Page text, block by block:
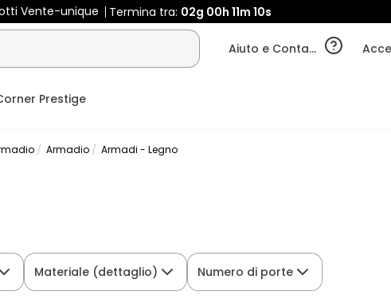
Vente-unique Termina tra: 02g 00h 11m 09s
Aiuto e Contatti
Prestige
Armadio Armadi - Legno
Materiale (dettaglio) Numero di porte